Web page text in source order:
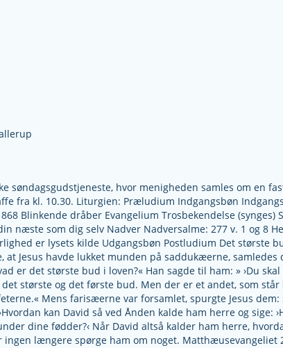
søndagsgudstjeneste, hvor menigheden samles om en
fra kl. 10.30. Liturgien: Præludium Indgangsbøn
Blinkende dråber Evangelium Trosbekendelse (synges)
næste som dig selv Nadver Nadversalme: 277 v. 1 og 8
er lysets kilde Udgangsbøn Postludium Det største
Jesus havde lukket munden på saddukæerne, samledes
er det største bud i loven?« Han sagde til ham: » ›Du
største og det første bud. Men der er et andet, som
Mens farisæerne var forsamlet, spurgte Jesus dem:
kan David så ved Ånden kalde ham herre og sige:
dine fødder?‹ Når David altså kalder ham herre,
længere spørge ham om noget. Matthæusevangeliet